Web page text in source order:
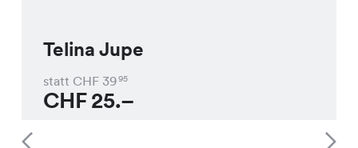
Telina Jupe
statt CHF 3995
CHF25.–